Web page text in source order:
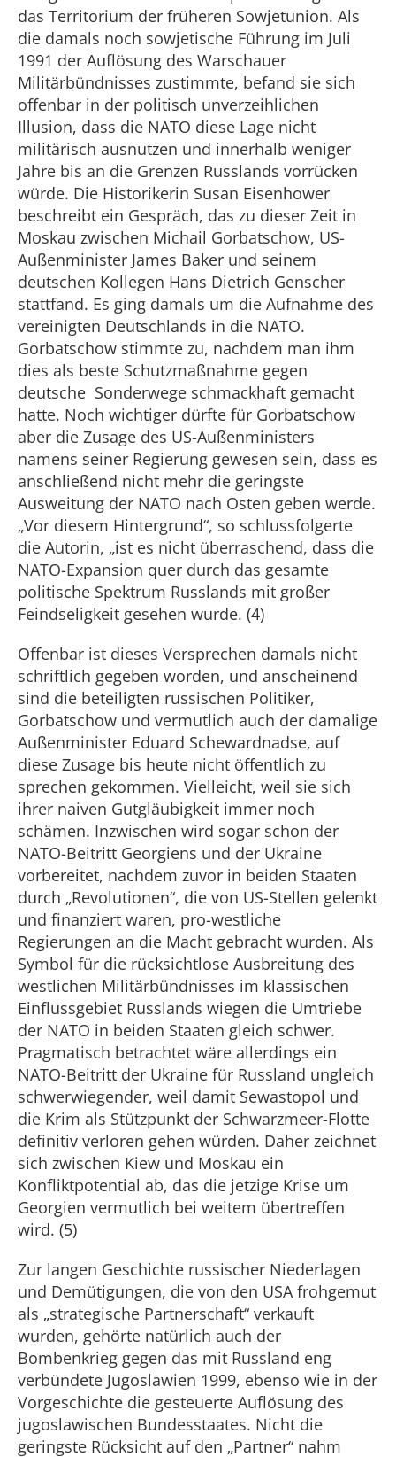
das Territorium der früheren Sowjetunion. Als
die damals noch sowjetische Führung im Juli
1991 der Auflösung des Warschauer
Militärbündnisses zustimmte, befand sie sich
offenbar in der politisch unverzeihlichen
Illusion, dass die NATO diese Lage nicht
militärisch ausnutzen und innerhalb weniger
Jahre bis an die Grenzen Russlands vorrücken
würde. Die Historikerin Susan Eisenhower
beschreibt ein Gespräch, das zu dieser Zeit in
Moskau zwischen Michail Gorbatschow, US-
Außenminister James Baker und seinem
deutschen Kollegen Hans Dietrich Genscher
stattfand. Es ging damals um die Aufnahme des
vereinigten Deutschlands in die NATO.
Gorbatschow stimmte zu, nachdem man ihm
dies als beste Schutzmaßnahme gegen
deutsche Sonderwege schmackhaft gemacht
hatte. Noch wichtiger dürfte für Gorbatschow
aber die Zusage des US-Außenministers
namens seiner Regierung gewesen sein, dass es
anschließend nicht mehr die geringste
Ausweitung der NATO nach Osten geben werde.
„Vor diesem Hintergrund“, so schlussfolgerte
die Autorin, „ist es nicht überraschend, dass die
NATO-Expansion quer durch das gesamte
politische Spektrum Russlands mit großer
Feindseligkeit gesehen wurde. (4)
Offenbar ist dieses Versprechen damals nicht
schriftlich gegeben worden, und anscheinend
sind die beteiligten russischen Politiker,
Gorbatschow und vermutlich auch der damalige
Außenminister Eduard Schewardnadse, auf
diese Zusage bis heute nicht öffentlich zu
sprechen gekommen. Vielleicht, weil sie sich
ihrer naiven Gutgläubigkeit immer noch
schämen. Inzwischen wird sogar schon der
NATO-Beitritt Georgiens und der Ukraine
vorbereitet, nachdem zuvor in beiden Staaten
durch „Revolutionen“, die von US-Stellen gelenkt
und finanziert waren, pro-westliche
Regierungen an die Macht gebracht wurden. Als
Symbol für die rücksichtlose Ausbreitung des
westlichen Militärbündnisses im klassischen
Einflussgebiet Russlands wiegen die Umtriebe
der NATO in beiden Staaten gleich schwer.
Pragmatisch betrachtet wäre allerdings ein
NATO-Beitritt der Ukraine für Russland ungleich
schwerwiegender, weil damit Sewastopol und
die Krim als Stützpunkt der Schwarzmeer-Flotte
definitiv verloren gehen würden. Daher zeichnet
sich zwischen Kiew und Moskau ein
Konfliktpotential ab, das die jetzige Krise um
Georgien vermutlich bei weitem übertreffen
wird. (5)
Zur langen Geschichte russischer Niederlagen
und Demütigungen, die von den USA frohgemut
als „strategische Partnerschaft“ verkauft
wurden, gehörte natürlich auch der
Bombenkrieg gegen das mit Russland eng
verbündete Jugoslawien 1999, ebenso wie in der
Vorgeschichte die gesteuerte Auflösung des
jugoslawischen Bundesstaates. Nicht die
geringste Rücksicht auf den „Partner“ nahm